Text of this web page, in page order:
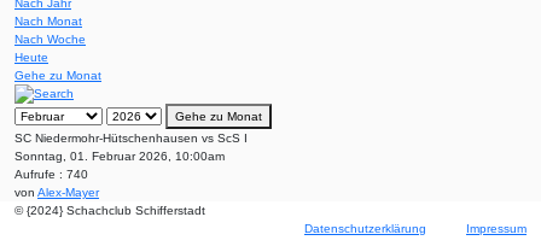
Nach Jahr
Nach Monat
Nach Woche
Heute
Gehe zu Monat
Gehe zu Monat
SC Niedermohr-Hütschenhausen vs ScS I
Sonntag, 01. Februar 2026, 10:00am
Aufrufe : 740
von Alex-Mayer
© {2024} Schachclub Schifferstadt
Datenschutzerklärung
Impressum